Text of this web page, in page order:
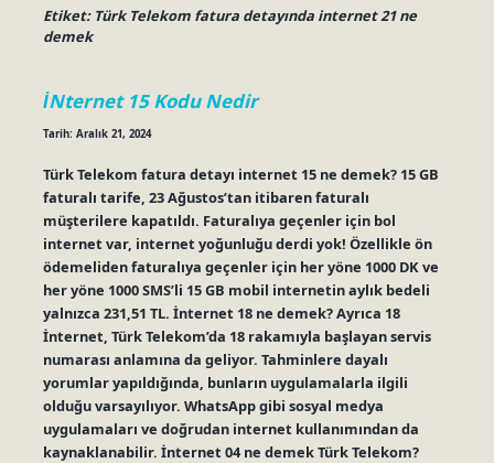
Etiket: Türk Telekom fatura detayında internet 21 ne
demek
İNternet 15 Kodu Nedir
Tarih: Aralık 21, 2024
Türk Telekom fatura detayı internet 15 ne demek? 15 GB
faturalı tarife, 23 Ağustos’tan itibaren faturalı
müşterilere kapatıldı. Faturalıya geçenler için bol
internet var, internet yoğunluğu derdi yok! Özellikle ön
ödemeliden faturalıya geçenler için her yöne 1000 DK ve
her yöne 1000 SMS’li 15 GB mobil internetin aylık bedeli
yalnızca 231,51 TL. İnternet 18 ne demek? Ayrıca 18
İnternet, Türk Telekom’da 18 rakamıyla başlayan servis
numarası anlamına da geliyor. Tahminlere dayalı
yorumlar yapıldığında, bunların uygulamalarla ilgili
olduğu varsayılıyor. WhatsApp gibi sosyal medya
uygulamaları ve doğrudan internet kullanımından da
kaynaklanabilir. İnternet 04 ne demek Türk Telekom?